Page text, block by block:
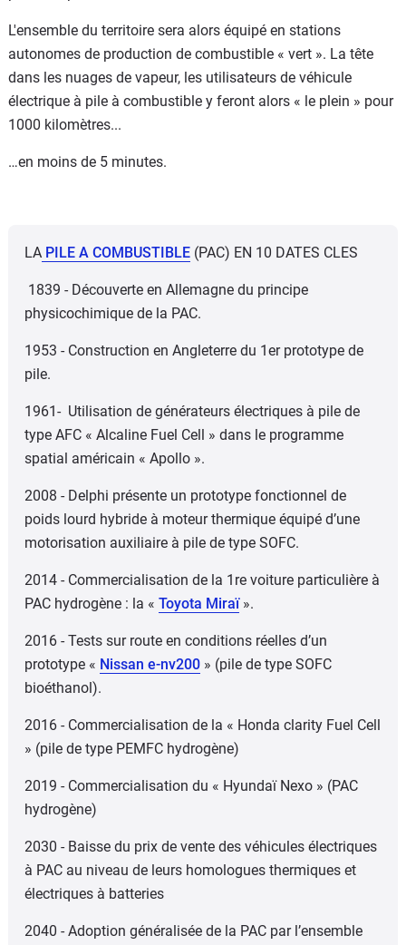
L'ensemble du territoire sera alors équipé en stations
autonomes de production de combustible « vert ». La tête
dans les nuages de vapeur, les utilisateurs de véhicule
électrique à pile à combustible y feront alors « le plein » pour
1000 kilomètres...
…en moins de 5 minutes.
LA PILE A COMBUSTIBLE (PAC) EN 10 DATES CLES
1839 - Découverte en Allemagne du principe
physicochimique de la PAC.
1953 - Construction en Angleterre du 1er prototype de
pile.
1961- Utilisation de générateurs électriques à pile de
type AFC « Alcaline Fuel Cell » dans le programme
spatial américain « Apollo ».
2008 - Delphi présente un prototype fonctionnel de
poids lourd hybride à moteur thermique équipé d’une
motorisation auxiliaire à pile de type SOFC.
2014 - Commercialisation de la 1re voiture particulière à
PAC hydrogène : la « Toyota Miraï».
2016 - Tests sur route en conditions réelles d’un
prototype « Nissan e-nv200 » (pile de type SOFC
bioéthanol).
2016 - Commercialisation de la « Honda clarity Fuel Cell
» (pile de type PEMFC hydrogène)
2019 - Commercialisation du « Hyundaï Nexo » (PAC
hydrogène)
2030 - Baisse du prix de vente des véhicules électriques
à PAC au niveau de leurs homologues thermiques et
électriques à batteries
2040 - Adoption généralisée de la PAC par l’ensemble